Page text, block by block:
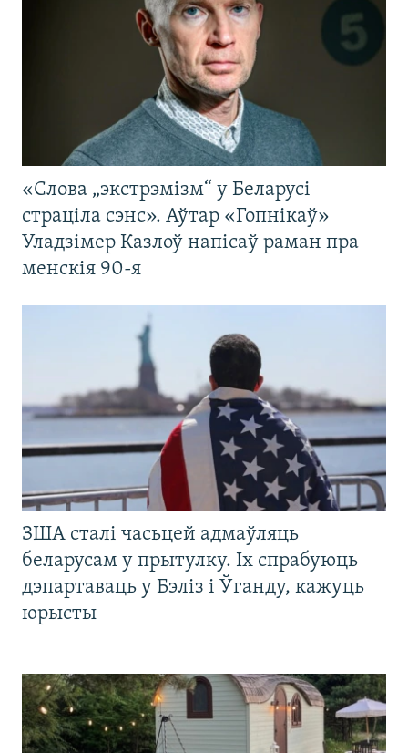
«Слова „экстрэмізм“ у Беларусі
страціла сэнс». Аўтар «Гопнікаў»
Уладзімер Казлоў напісаў раман пра
менскія 90-я
ЗША сталі часьцей адмаўляць
беларусам у прытулку. Іх спрабуюць
дэпартаваць у Бэліз і Ўганду, кажуць
юрысты